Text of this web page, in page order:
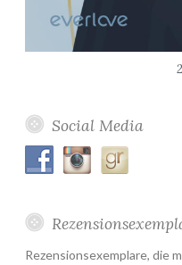
Social Media
Rezensionsexemplare, die